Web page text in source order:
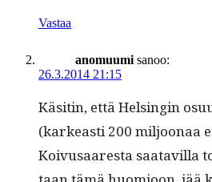
Vastaa
anomuumi sanoo:
26.3.2014 21:15
Käsitin, että Helsin­gin
(karkeasti 200 miljoon­aa
Koivusaares­ta saatavil­la